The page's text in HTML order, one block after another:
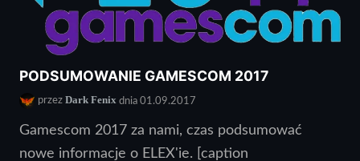
PODSUMOWANIE GAMESCOM 2017
przez Dark Fenix dnia 01.09.2017
Gamescom 2017 za nami, czas podsumować
nowe informacje o ELEX'ie. [caption